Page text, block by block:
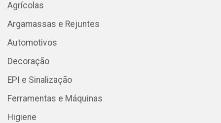
Agrícolas
Argamassas e Rejuntes
Automotivos
Decoração
EPI e Sinalização
Ferramentas e Máquinas
Higiene